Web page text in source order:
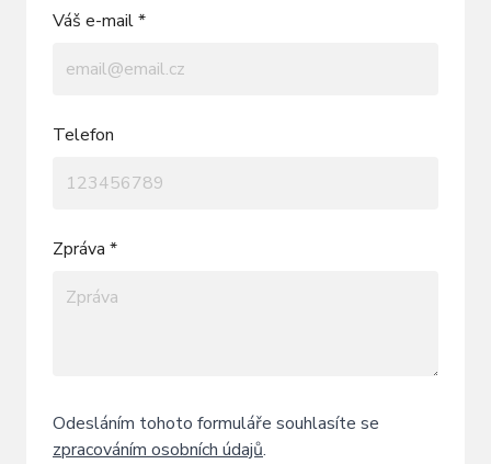
Váš e-mail *
Telefon
Zpráva *
Odesláním tohoto formuláře souhlasíte se
zpracováním osobních údajů.